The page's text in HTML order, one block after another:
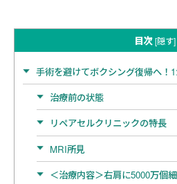
目次 [隠す]
手術を避けてボクシング復帰へ！
治療前の状態
リペアセルクリニックの特長
MRI所見
＜治療内容＞右肩に5000万個